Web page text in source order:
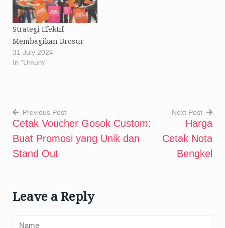
Strategi Efektif
Membagikan Brosur
31 July 2024
In "Umum"
Post
navigation
Previous Post
Cetak Voucher Gosok Custom:
Buat Promosi yang Unik dan
Stand Out
Next Post
Harga
Cetak Nota
Bengkel
Leave a Reply